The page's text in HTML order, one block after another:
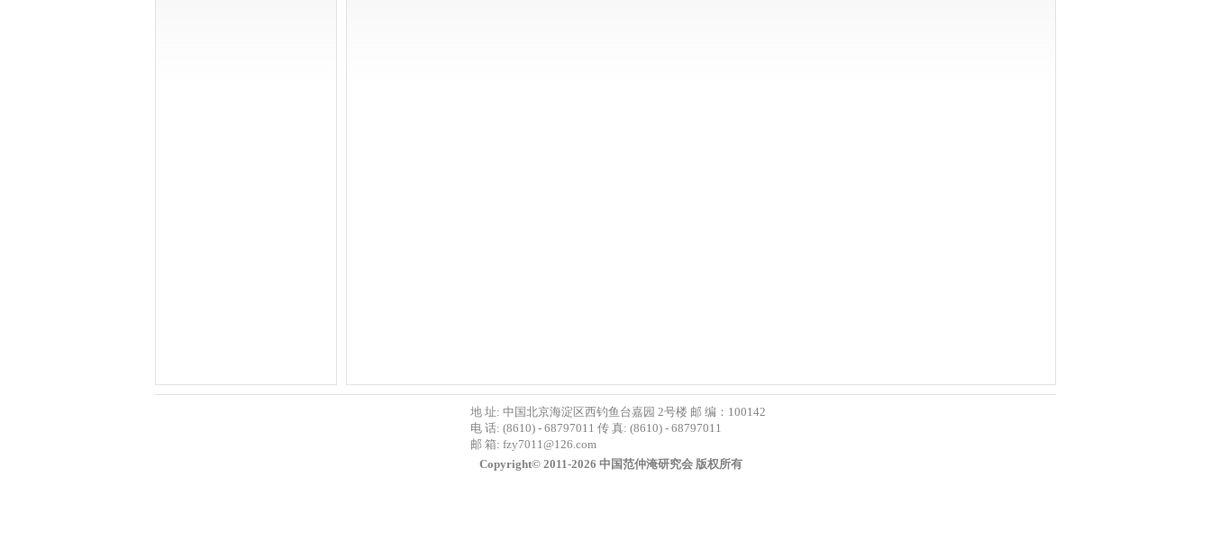
地 址: 中国北京海淀区西钓鱼台嘉园 2号楼 邮 编：100142
电 话: (8610) - 68797011 传 真: (8610) - 68797011
邮 箱: fzy7011@126.com
Copyright© 2011-2026 中国范仲淹研究会 版权所有